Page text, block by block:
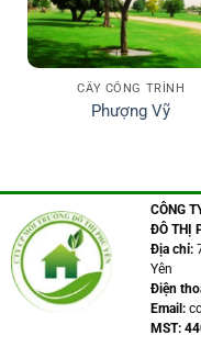
CÂY CÔNG TRÌNH
Phượng Vỹ
CÔNG
ĐÔ THỊ
Địa chỉ:
Yên
Điện
Email:
MST: